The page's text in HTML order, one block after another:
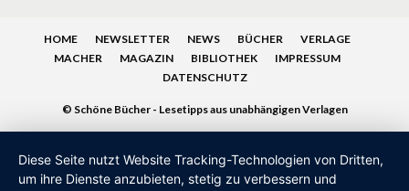
HOME NEWSLETTER NEWS BÜCHER
VERLAGE
MACHER
MAGAZIN BIBLIOTHEK
IMPRESSUM
DATENSCHUTZ
© Schöne Bücher - Lesetipps aus unabhängigen Verlagen
Diese Seite nutzt Website Tracking-Technologien von Dritten,
um ihre Dienste anzubieten, stetig zu verbessern und